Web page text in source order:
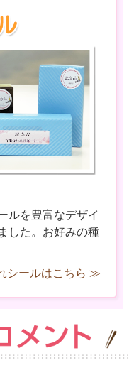
ルを豊富なデザイ
した。お好みの種
シールはこちら ≫